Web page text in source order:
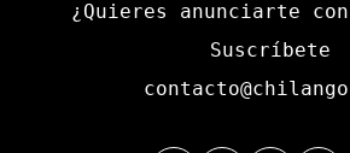
¿Quieres anunciarte
Suscríbete